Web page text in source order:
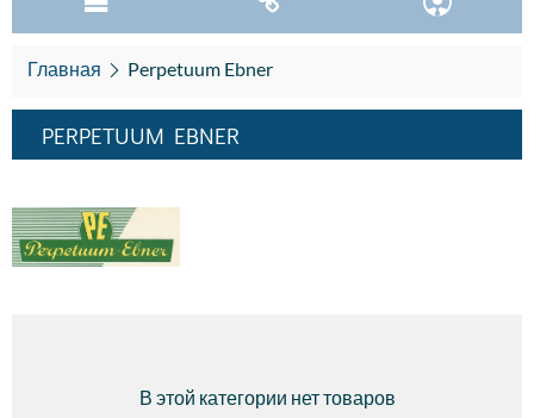
Главная Perpetuum Ebner
PERPETUUM EBNER
В этой категории нет товаров